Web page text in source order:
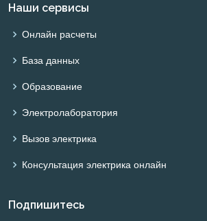
Наши сервисы
Онлайн расчеты
База данных
Образование
Электролаборатория
Вызов электрика
Консультация электрика онлайн
Подпишитесь